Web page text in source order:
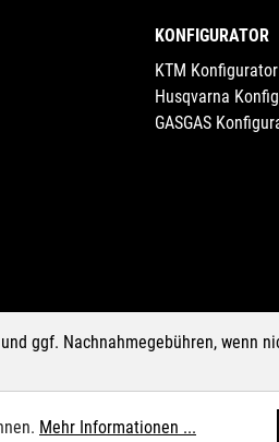
KONFIGURATOR
KTM Konfigurator
Husqvarna
GASGAS
und ggf. Nachnahmegebühren, wenn
Mehr Informationen ...